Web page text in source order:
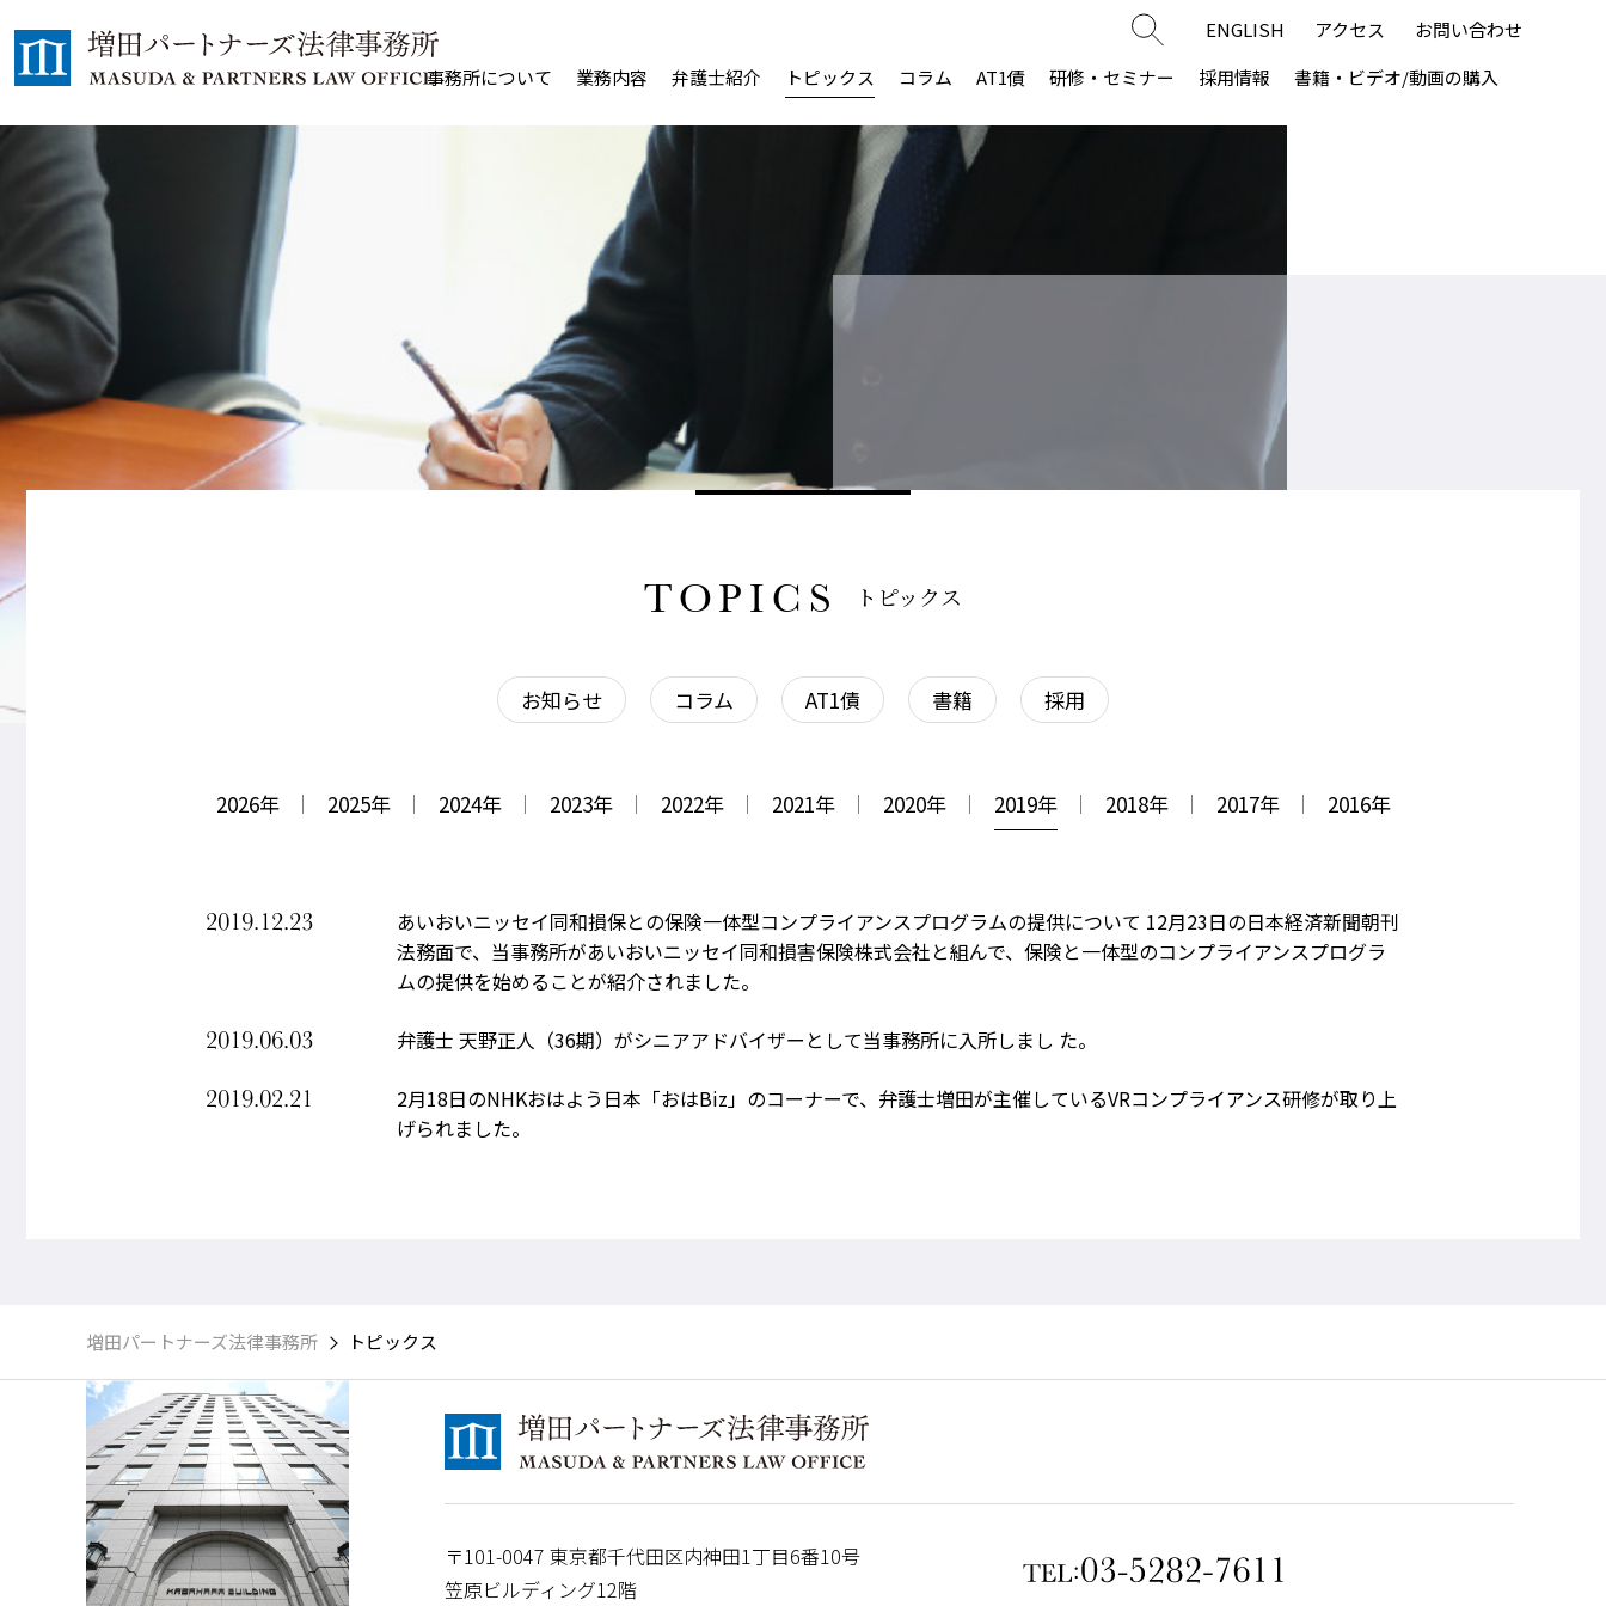
ENGLISH アクセス
お問い合わせ
事務所について
業務内容 弁護士紹介 トピックス コラム AT1債 研修・セミナー 採用情報 書籍・ビデオ/動画の購入
TOPICS トピックス
お知らせ コラム AT1債 書籍 採用
2026年 2025年 2024年 2023年 2022年 2021年 2020年 2019年 2018年 2017年 2016年
2019.12.23
あいおいニッセイ同和損保との保険一体型コンプライアンスプログラムの提供について 12月23日の日本経済新聞朝刊
法務面で、当事務所があいおいニッセイ同和損害保険株式会社と組んで、保険と一体型のコンプライアンスプログラ
ムの提供を始めることが紹介されました。
2019.06.03 弁護士 天野正人（36期）がシニアアドバイザーとして当事務所に入所しまし た。
2019.02.21
2月18日のNHKおはよう日本「おはBiz」のコーナーで、弁護士増田が主催しているVRコンプライアンス研修が取り上
げられました。
増田パートナーズ法律事務所 トピックス
〒101-0047 東京都千代田区内神田1丁目6番10号
笠原ビルディング12階